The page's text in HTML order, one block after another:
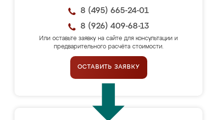
8 (495) 665-24-01
8 (926) 409-68-13
Или оставьте заявку на сайте для консультации и
предварительного расчёта стоимости.
ОСТАВИТЬ ЗАЯВКУ